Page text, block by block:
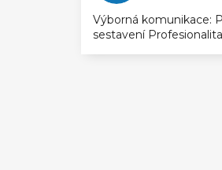
Výborná komunikace:
sestavení